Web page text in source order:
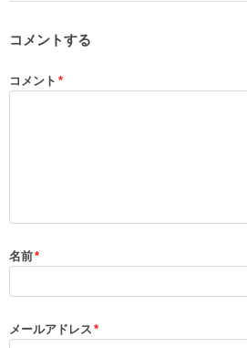
コメントする
コメント *
名前*
メールアドレス *